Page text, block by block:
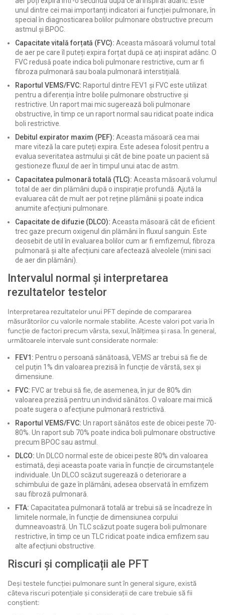
unul dintre cei mai importanți indicatori ai funcției pulmonare, în
special în diagnosticarea bolilor pulmonare obstructive precum
astmul și BPOC.
Capacitate vitală forțată (FVC): Aceasta măsoară volumul total
de aer pe care îl puteți expira forțat după ce ați inspirat adânc. O
FVC redusă poate indica boli pulmonare restrictive, cum ar fi
fibroza pulmonară sau boala pulmonară interstițială.
Raportul VEMS/FVC: Raportul dintre FEV1 și FVC este utilizat
pentru a diferenția între bolile pulmonare obstructive și
restrictive. Un raport mai mic sugerează boli pulmonare
obstructive, în timp ce un raport normal sau ridicat poate indica
boli restrictive.
Debitul expirator maxim (PEF): Aceasta măsoară cea mai
mare viteză la care puteți expira. Este adesea folosit pentru a
evalua severitatea astmului și cât de bine poate un pacient să
gestioneze fluxul de aer în timpul unui atac de astm.
Capacitatea pulmonară totală (TLC): Aceasta măsoară volumul
total de aer din plămâni după o inspirație profundă. Ajută la
evaluarea cât de mult aer pot reține plămânii și poate indica
anumite afecțiuni pulmonare.
Capacitate de difuzie (DLCO): Aceasta măsoară cât de eficient
trec gaze precum oxigenul din plămâni în fluxul sanguin. Este
deosebit de util în evaluarea bolilor cum ar fi emfizemul, fibroza
pulmonară și alte afecțiuni care afectează alveolele (mini saci
de aer din plămâni).
Intervalul normal și interpretarea
rezultatelor testelor
Interpretarea rezultatelor unui PFT depinde de compararea
măsurătorilor cu valorile normale stabilite. Aceste valori pot varia în
funcție de factori precum vârsta, sexul, înălțimea și rasa. În general,
următoarele intervale sunt considerate normale:
FEV1: Pentru o persoană sănătoasă, VEMS ar trebui să fie de
cel puțin 1% din valoarea prezisă în funcție de vârstă, sex și
dimensiune.
FVC: FVC ar trebui să fie, de asemenea, în jur de 80% din
valoarea prezisă pentru un individ sănătos. O valoare mai mică
poate sugera o afecțiune pulmonară restrictivă.
Raportul VEMS/FVC: Un raport sănătos este de obicei peste 70-
80%. Un raport sub 70% poate indica boli pulmonare obstructive
precum BPOC sau astmul.
DLCO: Un DLCO normal este de obicei peste 80% din valoarea
estimată, deși aceasta poate varia în funcție de circumstanțele
individuale. Un DLCO scăzut sugerează o deteriorare a
schimbului de gaze în plămâni, adesea observată în emfizem
sau fibroză pulmonară.
FTA: Capacitatea pulmonară totală ar trebui să se încadreze în
limitele normale, în funcție de dimensiunea corpului
dumneavoastră. Un TLC scăzut poate sugera boli pulmonare
restrictive, în timp ce un TLC ridicat poate indica emfizem sau
alte afecțiuni obstructive.
Riscuri și complicații ale PFT
Deși testele funcției pulmonare sunt în general sigure, există
câteva riscuri potențiale și considerații de care trebuie să fii
conștient: